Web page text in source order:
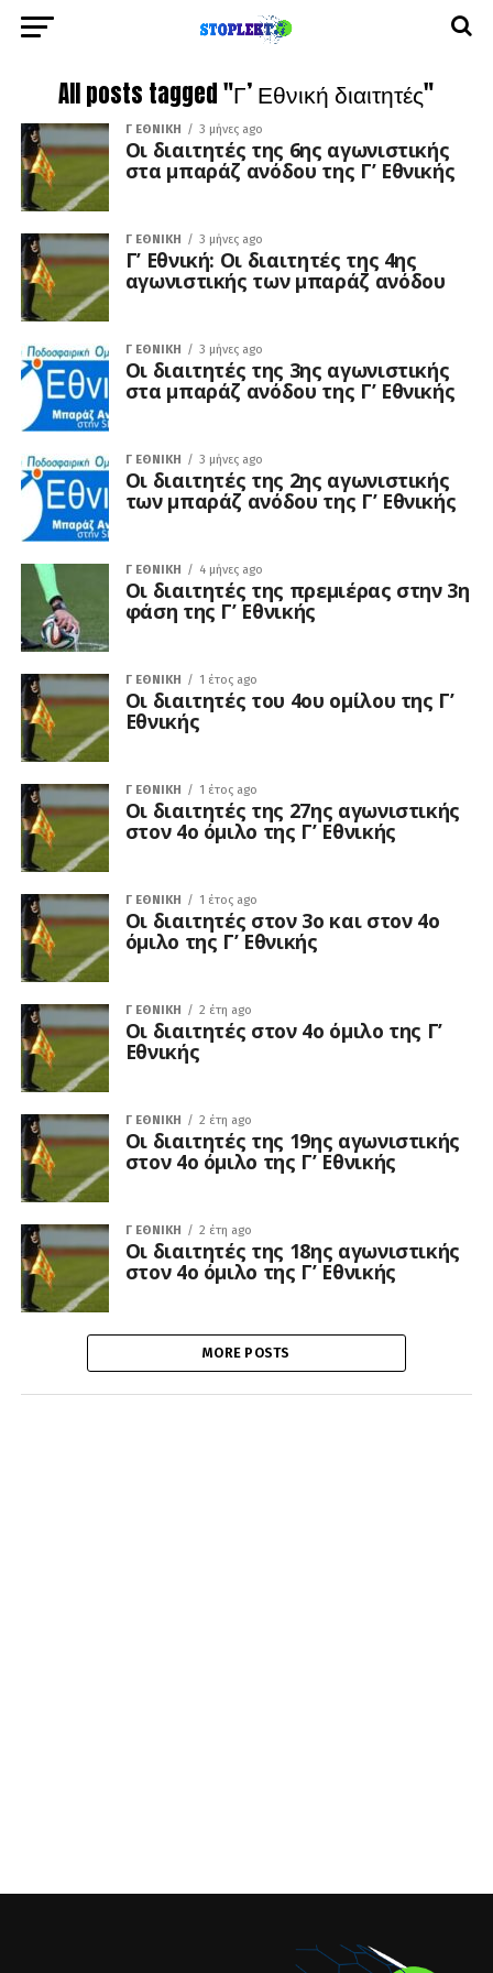
All posts tagged "Γ’ Εθνική διαιτητές"
Γ ΕΘΝΙΚΉ 3 μήνες ago
Οι διαιτητές της 6ης αγωνιστικής
στα μπαράζ ανόδου της Γ’ Εθνικής
Γ ΕΘΝΙΚΉ 3 μήνες ago
Γ’ Εθνική: Οι διαιτητές της 4ης
αγωνιστικής των μπαράζ ανόδου
Γ ΕΘΝΙΚΉ 3 μήνες ago
Οι διαιτητές της 3ης αγωνιστικής
στα μπαράζ ανόδου της Γ’ Εθνικής
Γ ΕΘΝΙΚΉ 3 μήνες ago
Οι διαιτητές της 2ης αγωνιστικής
των μπαράζ ανόδου της Γ’ Εθνικής
Γ ΕΘΝΙΚΉ 4 μήνες ago
Οι διαιτητές της πρεμιέρας στην 3η
φάση της Γ’ Εθνικής
Γ ΕΘΝΙΚΉ 1 έτος ago
Οι διαιτητές του 4ου ομίλου της Γ’
Εθνικής
Γ ΕΘΝΙΚΉ 1 έτος ago
Οι διαιτητές της 27ης αγωνιστικής
στον 4ο όμιλο της Γ’ Εθνικής
Γ ΕΘΝΙΚΉ 1 έτος ago
Οι διαιτητές στον 3ο και στον 4ο
όμιλο της Γ’ Εθνικής
Γ ΕΘΝΙΚΉ 2 έτη ago
Οι διαιτητές στον 4ο όμιλο της Γ’
Εθνικής
Γ ΕΘΝΙΚΉ 2 έτη ago
Οι διαιτητές της 19ης αγωνιστικής
στον 4ο όμιλο της Γ’ Εθνικής
Γ ΕΘΝΙΚΉ 2 έτη ago
Οι διαιτητές της 18ης αγωνιστικής
στον 4ο όμιλο της Γ’ Εθνικής
MORE POSTS